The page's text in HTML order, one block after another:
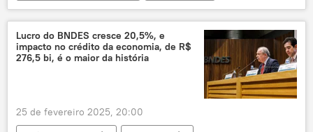
Alexandre de Moraes
Estados Unidos
Supremo Tribunal Federal (STF)
STF
Rumble
redes sociais
liminar
bloqueio
Lucro do BNDES cresce 20,5%, e
impacto no crédito da economia, de R$
276,5 bi, é o maior da história
25 de fevereiro 2025, 20:00